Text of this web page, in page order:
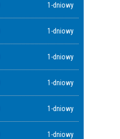
1-dniowy
1-dniowy
1-dniowy
1-dniowy
1-dniowy
1-dniowy